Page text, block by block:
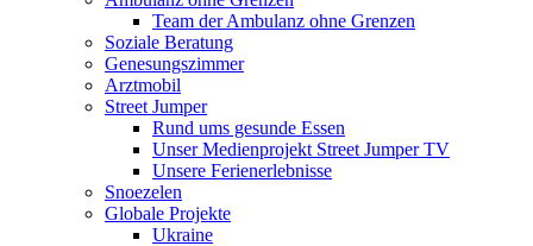
Team der Ambulanz ohne Grenzen
Soziale Beratung
Genesungszimmer
Arztmobil
Street Jumper
Rund ums gesunde Essen
Unser Medienprojekt Street Jumper TV
Unsere Ferienerlebnisse
Snoezelen
Globale Projekte
Ukraine